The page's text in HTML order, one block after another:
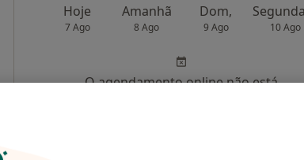
Hoje
7 Ago
Amanhã
8 Ago
Dom,
9 Ago 10 Ago
O agendamento online não está